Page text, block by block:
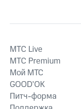
MTС Live
MTС Premium
Мой МТС
GOOD’OK
Питч-форма